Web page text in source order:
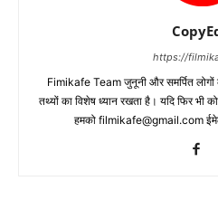
https://
Fimikafe Team जुनूनी और समर्पित
तथ्‍यों का विशेष ध्‍यान रखता है। यदि फिर भी
हमको filmikafe@gmail.com